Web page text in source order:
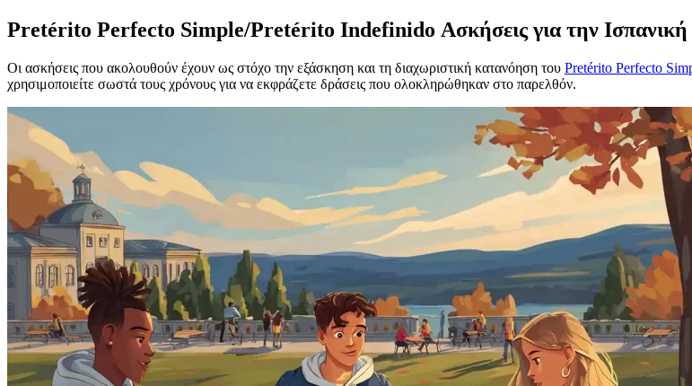
Pretérito Perfecto Simple/Pretérito Indefinido Ασκήσεις για την
Οι ασκήσεις που ακολουθούν έχουν ως στόχο την εξάσκηση και τη διαχωριστική κατανόηση του Pretérito Perfecto
χρησιμοποιείτε σωστά τους χρόνους για να εκφράζετε δράσεις που ολοκληρώθηκαν στο παρελθόν.